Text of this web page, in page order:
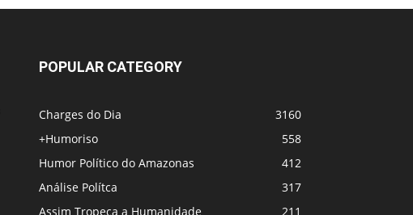
POPULAR CATEGORY
Charges do Dia
3160
+Humoriso
558
Humor Político do Amazonas
412
Análise Polítca
317
Assim Tropeça a Humanidade
211